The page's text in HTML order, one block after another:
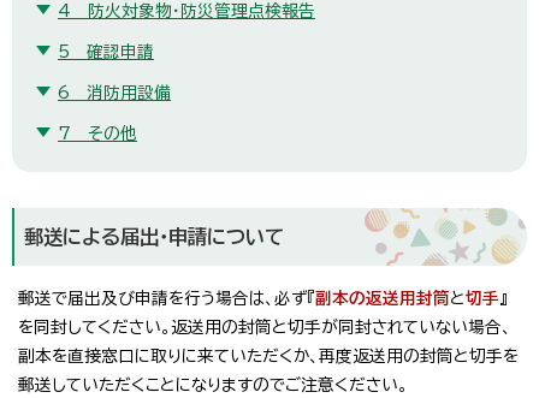
4 防火対象物・防災管理点検報告
5 確認申請
6 消防用設備
7 その他
郵送による届出・申請について
郵送で届出及び申請を行う場合は、必ず『副本の返送用封筒と切手 』
を同封してください。返送用の封筒と切手が同封されていない場合、
副本を直接窓口に取りに来ていただくか、再度返送用の封筒と切手を
郵送していただくことになりますのでご注意ください。